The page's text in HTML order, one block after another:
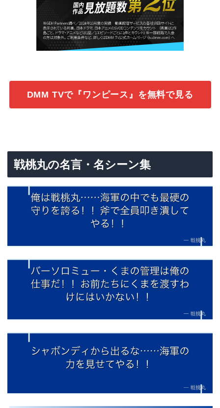
DMM TVで『ワンピース』を無料で見る
戦桃丸の名言・名シーン集